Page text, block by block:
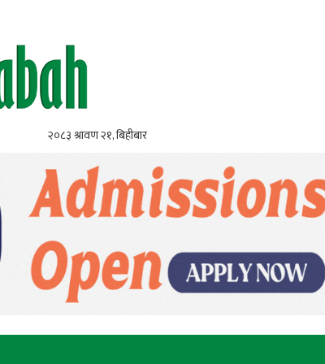
२०८३ श्रावण २१, बिहीबार